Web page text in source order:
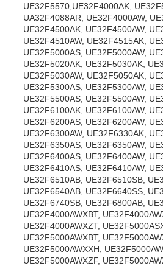
UE32F5570,UE32F4000AK,
UA32F4088AR, UE32F4000AW,
UE32F4500AK, UE32F4500AW,
UE32F4510AW, UE32F4515AK,
UE32F5000AS, UE32F5000AW,
UE32F5020AK, UE32F5030AK,
UE32F5030AW, UE32F5050AK,
UE32F5300AS, UE32F5300AW,
UE32F5500AS, UE32F5500AW,
UE32F6100AK, UE32F6100AW,
UE32F6200AS, UE32F6200AW,
UE32F6300AW, UE32F6330AK,
UE32F6350AS, UE32F6350AW,
UE32F6400AS, UE32F6400AW,
UE32F6410AS, UE32F6410AW,
UE32F6510AB, UE32F6510SB,
UE32F6540AB, UE32F6640SS,
UE32F6740SB, UE32F6800AB,
UE32F4000AWXBT,
UE32F4000AWXZT,
UE32F5000AWXBT,
UE32F5000AWXXH,
UE32F5000AWXZF,